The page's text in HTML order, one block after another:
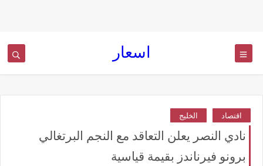
اسعار
اقتصاد الخليج
نادي النصر يعلن التعاقد مع النجم البرتغالي
برونو فيرناندز بقيمة قياسية